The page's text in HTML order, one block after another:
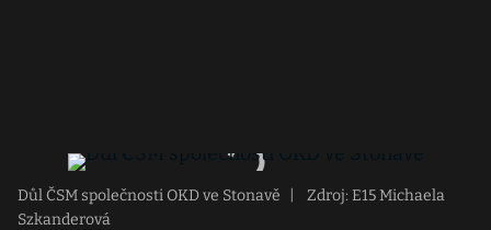
Důl ČSM společnosti OKD ve Stonavě
Zdroj: E15 Michaela
Szkanderová